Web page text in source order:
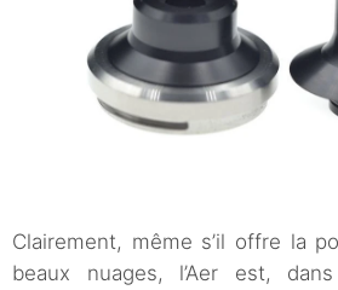
Clairement, même s’il offre la
beaux nuages, l’Aer est,